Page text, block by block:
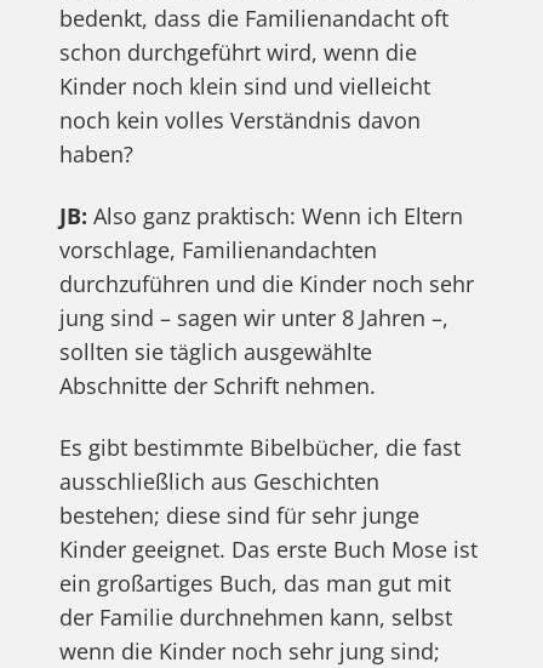
bedenkt, dass die Familienandacht oft
schon durchgeführt wird, wenn die
Kinder noch klein sind und vielleicht
noch kein volles Verständnis davon
haben?
JB: Also ganz praktisch: Wenn ich Eltern
vorschlage, Familienandachten
durchzuführen und die Kinder noch sehr
jung sind – sagen wir unter 8 Jahren –,
sollten sie täglich ausgewählte
Abschnitte der Schrift nehmen.
Es gibt bestimmte Bibelbücher, die fast
ausschließlich aus Geschichten
bestehen; diese sind für sehr junge
Kinder geeignet. Das erste Buch Mose ist
ein großartiges Buch, das man gut mit
der Familie durchnehmen kann, selbst
wenn die Kinder noch sehr jung sind;